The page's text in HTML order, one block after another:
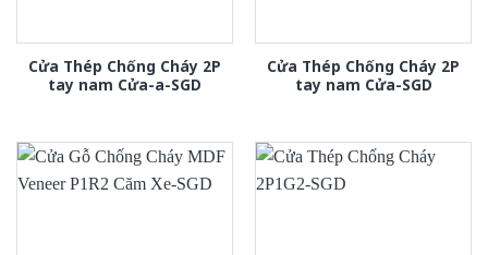
Cửa Thép Chống Cháy 2P
tay nam Cửa-a-SGD
Cửa Thép Chống Cháy 2P
tay nam Cửa-SGD